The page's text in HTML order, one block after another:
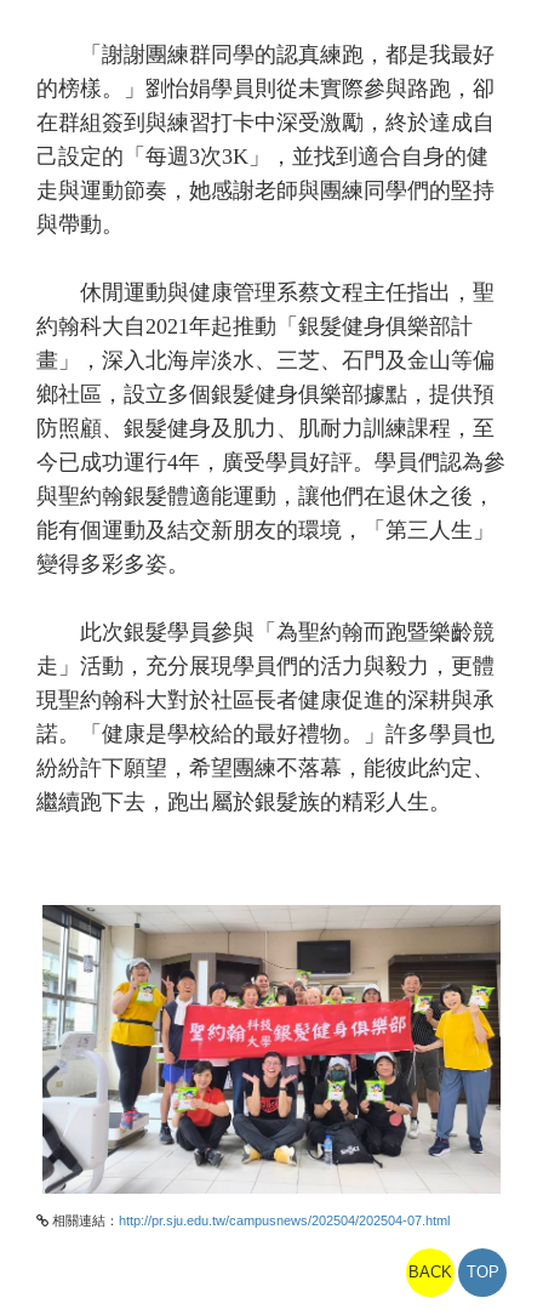
「謝謝團練群同學的認真練跑，都是我最好
的榜樣。」劉怡娟學員則從未實際參與路跑，卻
在群組簽到與練習打卡中深受激勵，終於達成自
己設定的「每週3次3K」，並找到適合自身的健
走與運動節奏，她感謝老師與團練同學們的堅持
與帶動。
休閒運動與健康管理系蔡文程主任指出，聖
約翰科大自2021年起推動「銀髮健身俱樂部計
畫」，深入北海岸淡水、三芝、石門及金山等偏
鄉社區，設立多個銀髮健身俱樂部據點，提供預
防照顧、銀髮健身及肌力、肌耐力訓練課程，至
今已成功運行4年，廣受學員好評。學員們認為參
與聖約翰銀髮體適能運動，讓他們在退休之後，
能有個運動及結交新朋友的環境，「第三人生」
變得多彩多姿。
此次銀髮學員參與「為聖約翰而跑暨樂齡競
走」活動，充分展現學員們的活力與毅力，更體
現聖約翰科大對於社區長者健康促進的深耕與承
諾。「健康是學校給的最好禮物。」許多學員也
紛紛許下願望，希望團練不落幕，能彼此約定、
繼續跑下去，跑出屬於銀髮族的精彩人生。
相關連結： http://pr.sju.edu.tw/campusnews/202504/202504-07.html
BACK TOP